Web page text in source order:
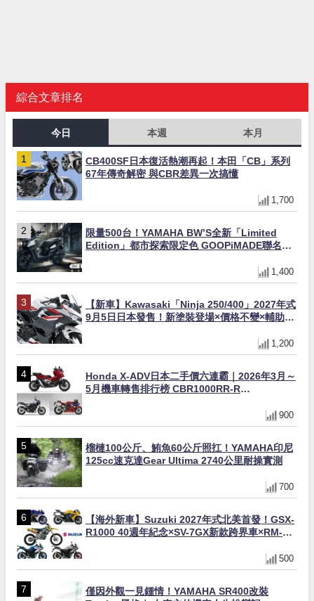
綜合文章排名
今日 本週 本月
CB400SF日本復活熱潮再起！本田「CB」系列
67年傳奇解密 與CBR差異一次搞懂
1,700
限量500台！YAMAHA BW’S全新「Limited
Edition」都市探索限定色 GOOPiMADE聯名包
1,400
【新車】Kawasaki「Ninja 250/400」2027年式
9月5日日本發售！新塗裝登場×價格不變×輔助滑
1,200
Honda X-ADV日本二手價六連霸｜2026年3月～
5月機車轉售排行榜 CBR1000RR-R
900
榴槤100公斤、鮪魚60公斤照扛！YAMAHA印尼
125cc速克達Gear Ultima 2740公里耐操實測
700
【海外新車】Suzuki 2027年式北美首發！GSX-
R1000 40週年紀念×SV-7GX新款跨界車×RM-
500
僅因外觀一見鍾情！YAMAHA SR400改裝